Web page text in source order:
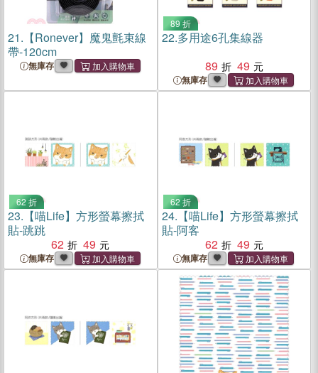
21. 【Ronever】魔鬼氈束線
帶-120cm
無庫存
89 折
22.多用途6孔集線器
89
49
無庫存
62 折
23. 【喵Life】方形螢幕擦拭
貼-跳跳
62
49
無庫存
62 折
24. 【喵Life】方形螢幕擦拭
貼-阿客
62
49
無庫存